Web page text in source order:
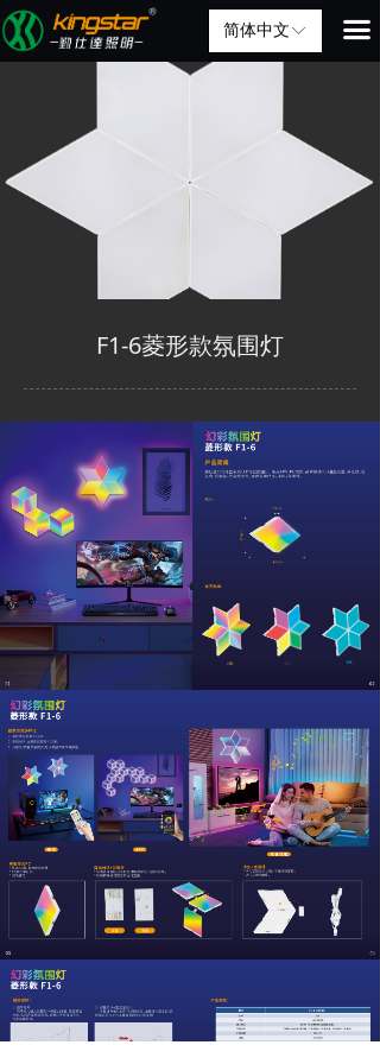
ꀅ
简体中文 끀
F1-6菱形款氛围灯